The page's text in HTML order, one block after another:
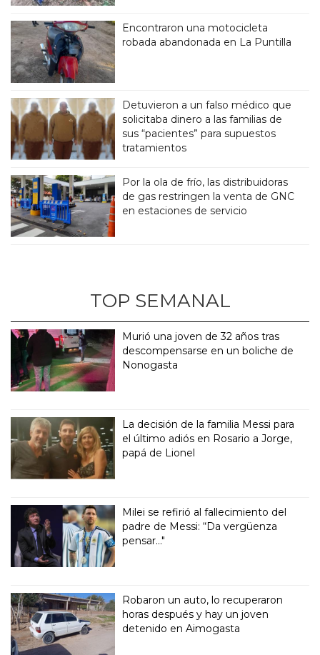
Encontraron una motocicleta
robada abandonada en La Puntilla
Detuvieron a un falso médico que
solicitaba dinero a las familias de
sus “pacientes” para supuestos
tratamientos
Por la ola de frío, las distribuidoras
de gas restringen la venta de GNC
en estaciones de servicio
TOP SEMANAL
Murió una joven de 32 años tras
descompensarse en un boliche de
Nonogasta
La decisión de la familia Messi para
el último adiós en Rosario a Jorge,
papá de Lionel
Milei se refirió al fallecimiento del
padre de Messi: “Da vergüenza
pensar..."
Robaron un auto, lo recuperaron
horas después y hay un joven
detenido en Aimogasta